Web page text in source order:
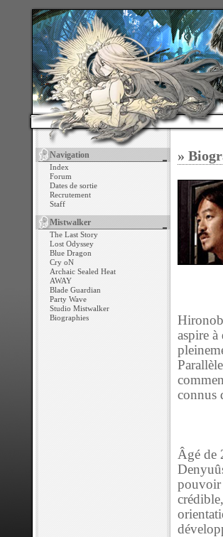
Navigation
Index
Forum
Dates de sortie
Recrutement
Staff
Mistwalker
The Last Story
Lost Odyssey
Blue Dragon
Cry oN
Archaic Sealed Heat
AWAY
Blade Guardian
Party Wave
Studio Mistwalker
Biographies
»
aspire
connus
Âgé de
pouvoir